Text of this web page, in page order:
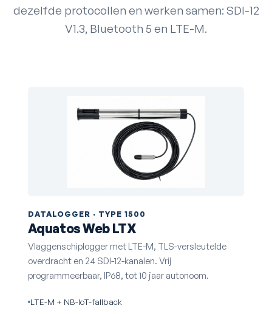
dezelfde protocollen en werken samen: SDI-12
V1.3, Bluetooth 5 en LTE-M.
DATALOGGER · TYPE 1500
Aquatos Web LTX
Vlaggenschiplogger met LTE-M, TLS-versleutelde
overdracht en 24 SDI-12-kanalen. Vrij
programmeerbaar, IP68, tot 10 jaar autonoom.
LTE-M + NB-IoT-fallback